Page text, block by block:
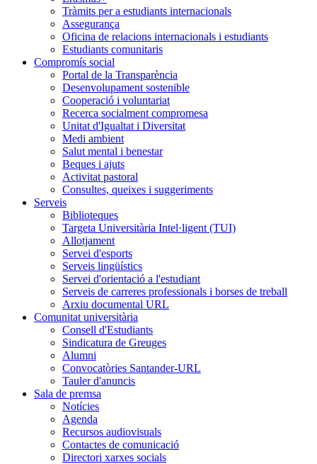
Tràmits per a estudiants internacionals
Assegurança
Oficina de relacions internacionals i estudiants
Estudiants comunitaris
Compromís social
Portal de la Transparència
Desenvolupament sostenible
Cooperació i voluntariat
Recerca socialment compromesa
Unitat d'Igualtat i Diversitat
Medi ambient
Salut mental i benestar
Beques i ajuts
Activitat pastoral
Consultes, queixes i suggeriments
Serveis
Biblioteques
Targeta Universitària Intel·ligent (TUI)
Allotjament
Servei d'esports
Serveis lingüístics
Servei d'orientació a l'estudiant
Serveis de carreres professionals i borses de treball
Arxiu documental URL
Comunitat universitària
Consell d'Estudiants
Sindicatura de Greuges
Alumni
Convocatòries Santander-URL
Tauler d'anuncis
Sala de premsa
Notícies
Agenda
Recursos audiovisuals
Contactes de comunicació
Directori xarxes socials